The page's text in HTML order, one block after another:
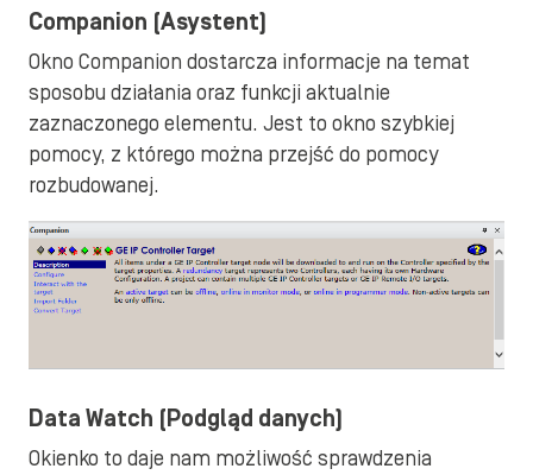
Companion (Asystent)
Okno Companion dostarcza informacje na temat
sposobu działania oraz funkcji aktualnie
zaznaczonego elementu. Jest to okno szybkiej
pomocy, z którego można przejść do pomocy
rozbudowanej.
Data Watch (Podgląd danych)
Okienko to daje nam możliwość sprawdzenia